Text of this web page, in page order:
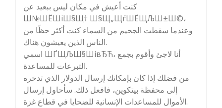
كنت أعيش في مكان ليس ببعيد عن
Ш№ШЁШіШ§Щ† Ш§Щ„ЩѓШЁЩЉШ±Ш©،
وعندما سقطت الجحيم من السماء كنت أكثر حظًا من
الناس الذين يعيشون هناك.
اسمي ШҐЩЉШ§ШівЂЋ، أنا لاجئ وأقوم بجمع
التبرعات للمساعدة.
من فضلك إذا كان بإمكانك إرسال الدولار الذي تدخره
إلى محفظة بيتكوين، فافعل ذلك. سأحاول إرسال
الأموال للمساعدات الإنسانية للضحايا في قطاع غزة.